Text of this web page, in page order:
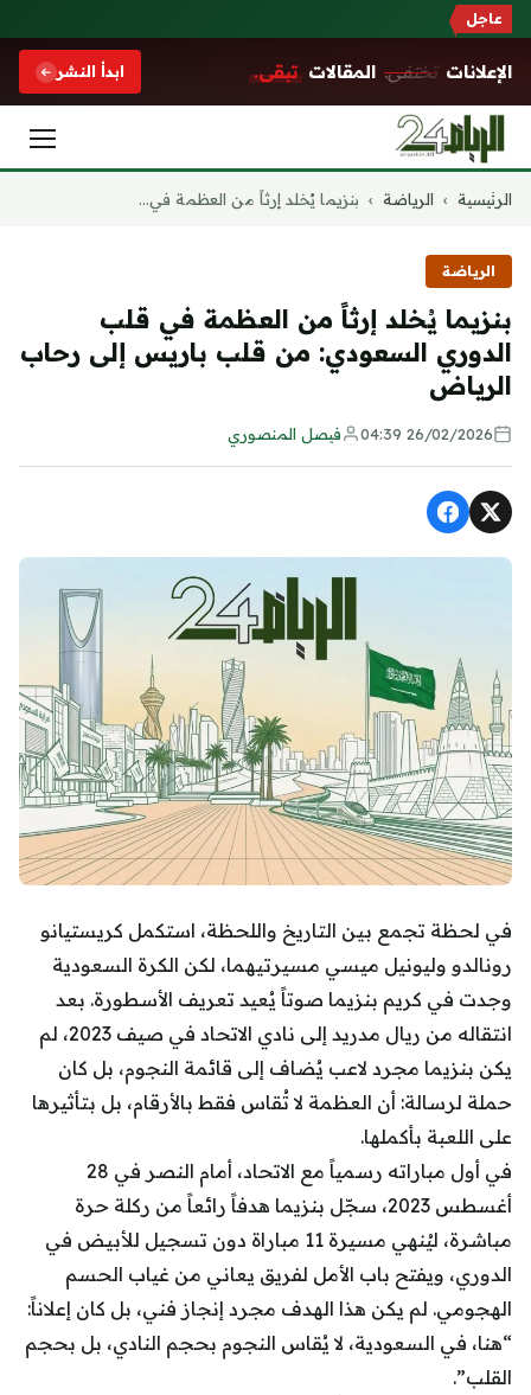
عاجل
الإعلانات تختفي. المقالات تبقى. ابدأ النشر
التجاوز
الرئيسية › الرياضة › بنزيما يُخلد إرثاً من العظمة في...
الرياضة
بنزيما يُخلد إرثاً من العظمة في قلب
الدوري السعودي: من قلب باريس إلى رحاب
الرياض
26/02/2026 04:39 فيصل المنصوري
في لحظة تجمع بين التاريخ واللحظة، استكمل كريستيانو
رونالدو وليونيل ميسي مسيرتيهما، لكن الكرة السعودية
وجدت في كريم بنزيما صوتاً يُعيد تعريف الأسطورة. بعد
انتقاله من ريال مدريد إلى نادي الاتحاد في صيف 2023، لم
يكن بنزيما مجرد لاعب يُضاف إلى قائمة النجوم، بل كان
حملة لرسالة: أن العظمة لا تُقاس فقط بالأرقام، بل بتأثيرها
على اللعبة بأكملها.
في أول مباراته رسمياً مع الاتحاد، أمام النصر في 28
أغسطس 2023، سجّل بنزيما هدفاً رائعاً من ركلة حرة
مباشرة، ليُنهي مسيرة 11 مباراة دون تسجيل للأبيض في
الدوري، ويفتح باب الأمل لفريق يعاني من غياب الحسم
الهجومي. لم يكن هذا الهدف مجرد إنجاز فني، بل كان إعلاناً:
“هنا، في السعودية، لا يُقاس النجوم بحجم النادي، بل بحجم
القلب”.